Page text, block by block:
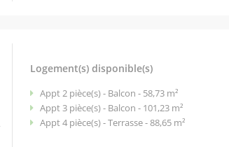
Logement(s) disponible(s)
Appt 2 pièce(s) - Balcon - 58,73 m²
Appt 3 pièce(s) - Balcon - 101,23 m²
Appt 4 pièce(s) - Terrasse - 88,65 m²